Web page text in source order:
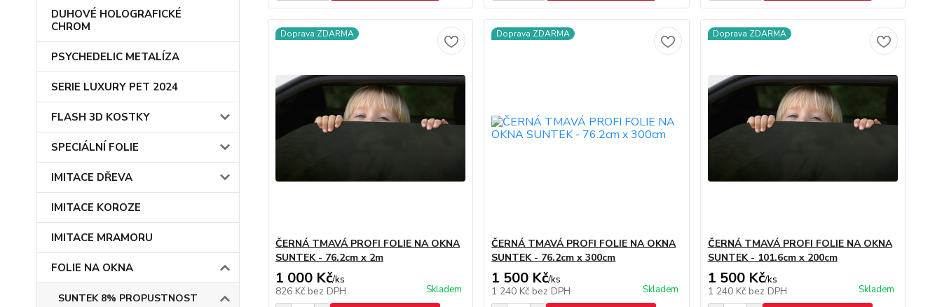
DUHOVÉ HOLOGRAFICKÉ
CHROM
PSYCHEDELIC METALÍZA
SERIE LUXURY PET 2024
FLASH 3D KOSTKY
SPECIÁLNÍ FOLIE
IMITACE DŘEVA
IMITACE KOROZE
IMITACE MRAMORU
FOLIE NA OKNA
SUNTEK 8% PROPUSTNOST
Doprava ZDARMA
ČERNÁ TMAVÁ PROFI FOLIE NA OKNA
SUNTEK - 76.2cm x 2m
1 000 Kč/ks
826 Kč bez DPH Skladem
Doprava ZDARMA
ČERNÁ TMAVÁ PROFI FOLIE NA OKNA
SUNTEK - 76.2cm x 300cm
1 500 Kč/ks
1 240 Kč bez DPH Skladem
Doprava ZDARMA
ČERNÁ TMAVÁ PROFI FOLIE NA OKNA
SUNTEK - 101.6cm x 200cm
1 500 Kč/ks
1 240 Kč bez DPH Skladem